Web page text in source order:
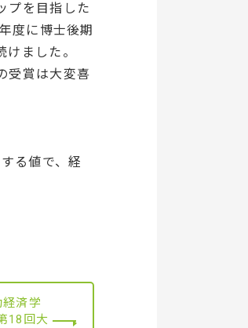
プを目指した
度に博士後期
ました。
受賞は大変喜
る値で、経
経済学
18回大